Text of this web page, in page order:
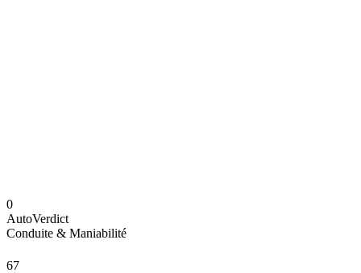
0
AutoVerdict
Conduite & Maniabilité
67